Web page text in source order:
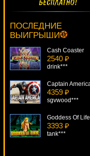
ПОСЛЕДНИЕ
ВЫИГРЫШИ
3706 ₽
superman***
Cash Coaster
2540 ₽
drink***
4359 ₽
sgvwood***
Goddess Of Life
3393 ₽
tank***